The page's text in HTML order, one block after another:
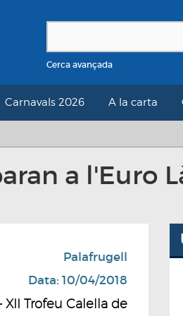
Cerca avançada
Carnavals 2026 A la carta
a l'Euro
Palafrugell
Data: 10/04/2018
XII Trofeu Calella de